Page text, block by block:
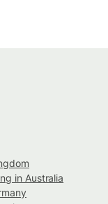
in Australia